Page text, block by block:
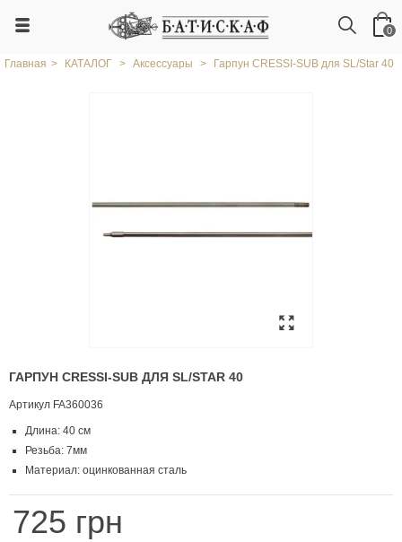
0
Главная > КАТАЛОГ > Аксессуары > Гарпун CRESSI-SUB для SL/Star 40
ГАРПУН CRESSI-SUB ДЛЯ SL/STAR 40
Артикул FA360036
Длина: 40 см
Резьба: 7мм
Материал: оцинкованная сталь
725 грн